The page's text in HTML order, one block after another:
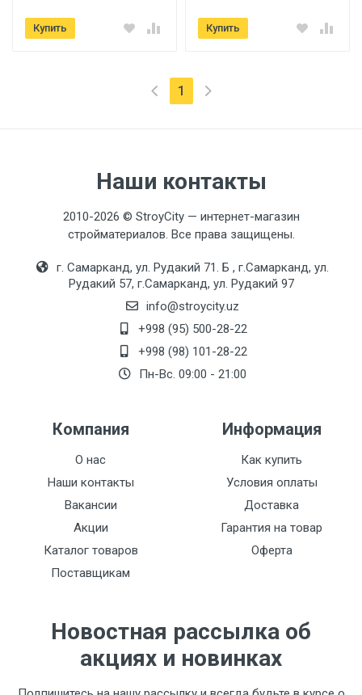
Купить Купить
1 (текущая)
Наши контакты
2010-2026 © StroyCity — интернет-магазин
стройматериалов. Все права защищены.
г. Самарканд, ул. Рудакий 71. Б , г.Самарканд, ул.
Рудакий 57, г.Самарканд, ул. Рудакий 97
info@stroycity.uz
+998 (95) 500-28-22
+998 (98) 101-28-22
Пн-Вс. 09:00 - 21:00
Компания
О нас
Наши контакты
Вакансии
Акции
Каталог товаров
Поставщикам
Информация
Как купить
Условия оплаты
Доставка
Гарантия на товар
Оферта
Новостная рассылка об
акциях и новинках